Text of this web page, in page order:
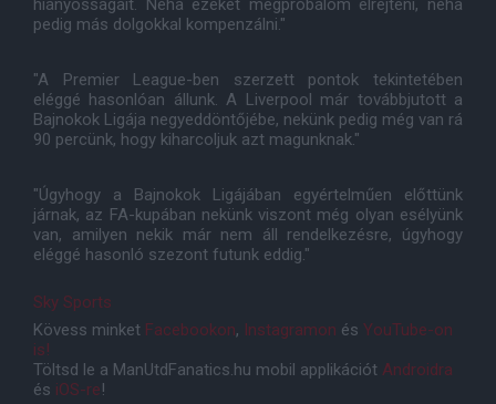
hiányosságait. Néha ezeket megpróbálom elrejteni, néha
pedig más dolgokkal kompenzálni."
"A Premier League-ben szerzett pontok tekintetében
eléggé hasonlóan állunk. A Liverpool már továbbjutott a
Bajnokok Ligája negyeddöntőjébe, nekünk pedig még van rá
90 percünk, hogy kiharcoljuk azt magunknak."
"Úgyhogy a Bajnokok Ligájában egyértelműen előttünk
járnak, az FA-kupában nekünk viszont még olyan esélyünk
van, amilyen nekik már nem áll rendelkezésre, úgyhogy
eléggé hasonló szezont futunk eddig."
Sky Sports
Kövess minket Facebookon, Instagramon és YouTube-on
is!
Töltsd le a ManUtdFanatics.hu mobil applikációt Androidra
és iOS-re!